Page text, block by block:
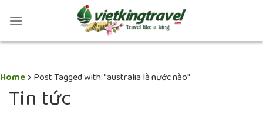
Home Post Tagged with: "australia là nước nào"
Tin tức